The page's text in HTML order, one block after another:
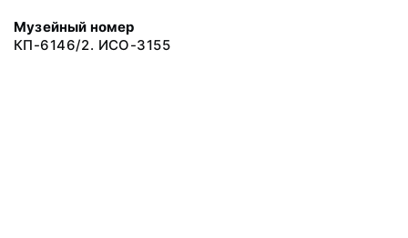
Музейный номер
КП-6146/2. ИСО-3155